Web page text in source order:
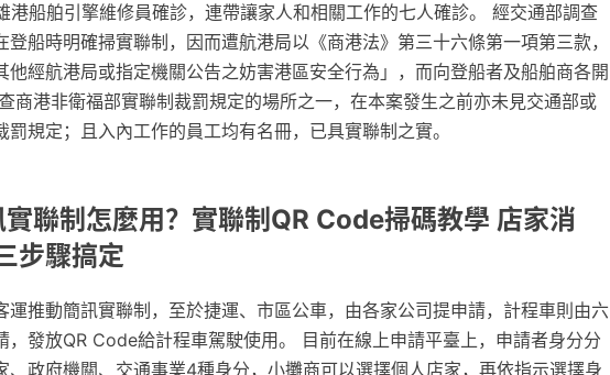
港船舶引擎維修員確診，連帶讓家人和相關工作的七人確診。 經交通部調查
船時明確掃實聯制，因而遭航港局以《商港法》第三十六條第一項第三款，
他經航港局或指定機關公告之妨害港區安全行為」，而向登船者及船舶商各開
商港非衛福部實聯制裁罰規定的場所之一，在本案發生之前亦未見交通部或
規定；且入內工作的員工均有名冊，已具實聯制之實。
聯制怎麼用？實聯制QR Code掃碼教學 店家消
步驟搞定
運推動簡訊實聯制，至於捷運、市區公車，由各家公司提申請，計程車則由六
，發放QR Code給計程車駕駛使用。 目前在線上申請平臺上，申請者身分分
、政府機關、交通事業4種身分，小攤商可以選擇個人店家，再依指示選擇身